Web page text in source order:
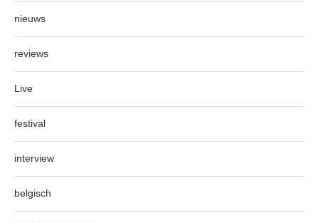
nieuws
reviews
Live
festival
interview
belgisch